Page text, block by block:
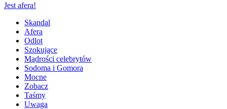
Jest afera!
Skandal
Afera
Odlot
Szokujące
Mądrości celebrytów
Sodoma i Gomora
Mocne
Zobacz
Taśmy
Uwaga